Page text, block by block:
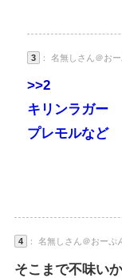
3 ： 名無しさん＠お
>>2
キリンラガー
プレモルなど
4 ： 名無しさん＠おー
そこまで不味い